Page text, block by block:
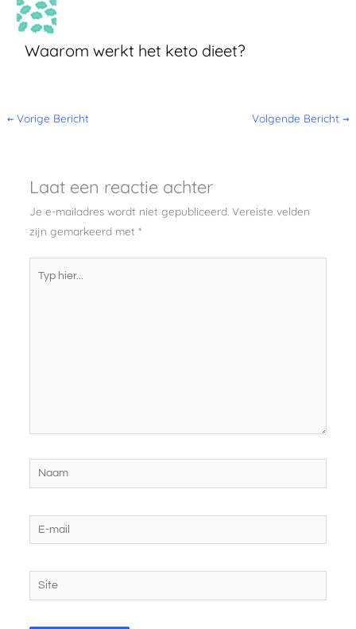
Waarom werkt het keto dieet?
← Vorige Bericht Volgende Bericht →
Laat een reactie achter
Je e-mailadres wordt niet gepubliceerd. Vereiste velden
zijn gemarkeerd met *
Naam
mail
Site